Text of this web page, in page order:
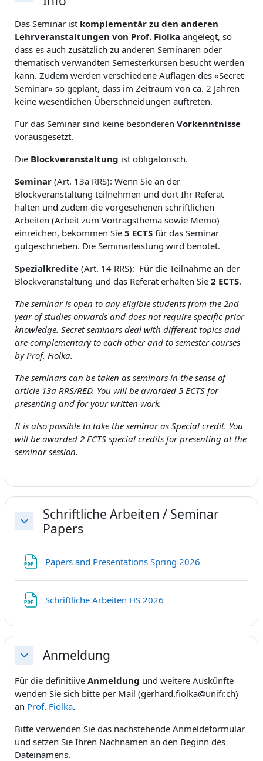
Das Seminar ist komplementär zu den anderen
Lehrveranstaltungen von Prof. Fiolka angelegt, so
dass es auch zusätzlich zu anderen Seminaren oder
thematisch verwandten Semesterkursen besucht werden
kann. Zudem werden verschiedene Auflagen des «Secret
Seminar» so geplant, dass im Zeitraum von ca. 2 Jahren
keine wesentlichen Überschneidungen auftreten.
Für das Seminar sind keine besonderen Vorkenntnisse
vorausgesetzt.
Die Blockveranstaltung ist obligatorisch.
Seminar (Art. 13a RRS): Wenn Sie an der
Blockveranstaltung teilnehmen und dort Ihr Referat
halten und zudem die vorgesehenen schriftlichen
Arbeiten (Arbeit zum Vortragsthema sowie Memo)
einreichen, bekommen Sie 5 ECTS für das Seminar
gutgeschrieben. Die Seminarleistung wird benotet.
Spezialkredite (Art. 14 RRS): Für die Teilnahme an der
Blockveranstaltung und das Referat erhalten Sie 2 ECTS.
The seminar is open to any eligible students from the 2nd
year of studies onwards and does not require specific prior
knowledge. Secret seminars deal with different topics and
are complementary to each other and to semester courses
by Prof. Fiolka.
The seminars can be taken as seminars in the sense of
article 13a RRS/RED. You will be awarded 5 ECTS for
presenting and for your written work.
It is also possible to take the seminar as Special credit. You
will be awarded 2 ECTS special credits for presenting at the
seminar session.
Replier
Schriftliche Arbeiten / Seminar
Papers
Papers and Presentations Spring 2026
Schriftliche Arbeiten HS 2026
ReplierAnmeldung
Für die definitiive Anmeldung und weitere Auskünfte
wenden Sie sich bitte per Mail (gerhard.fiolka@unifr.ch)
an Prof. Fiolka.
Bitte verwenden Sie das nachstehende Anmeldeformular
und setzen Sie Ihren Nachnamen an den Beginn des
Dateinamens.